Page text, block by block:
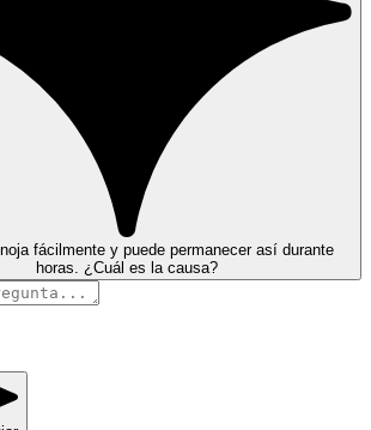
fácilmente y puede permanecer así durante
horas. ¿Cuál es la causa?